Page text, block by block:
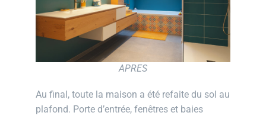
APRES
Au final, toute la maison a été refaite du sol au
plafond. Porte d’entrée, fenêtres et baies